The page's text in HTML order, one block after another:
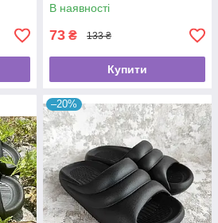
В наявності
73 ₴ 133 ₴
Купити
–20%